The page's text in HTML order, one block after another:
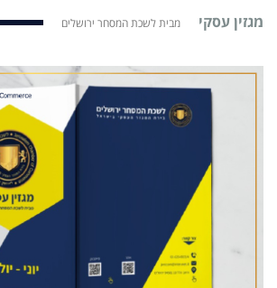
מגזין עסקי מבית לשכת המסחר ירושלים